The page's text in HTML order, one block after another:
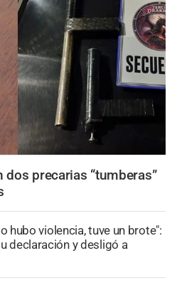
dos precarias “tumberas”
hubo violencia, tuve un brote":
declaración y desligó a